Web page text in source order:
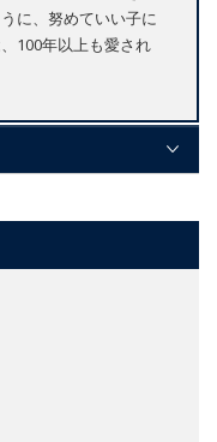
に、努めていい子に
100年以上も愛され